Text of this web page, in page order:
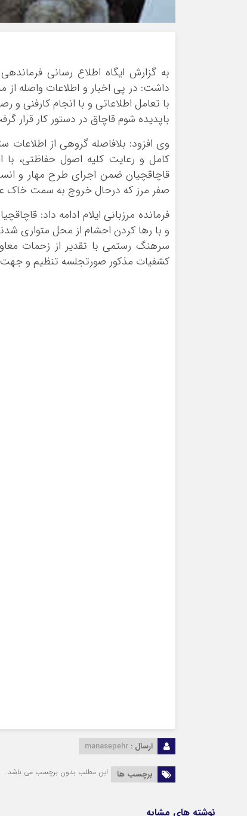
به گزارش ایگاه اطلاع رسانی
داشت: در پی اخبار و اطلاعات واصله از
با تعامل اطلاعاتی و با انجام کارفنی و
باپدیده شوم قاچاق در دستور کار قرار
وی افزود: بلافاصله گروهی از
کامل و رعایت کلیه اصول حفاظتی،
صفر مرز که درحال خروج به سمت
فرمانده مرزبانی ایلام ادامه داد:
و با رها کردن احشام از محل متواری
سرهنگ‌ رستمی با تقدیر از زحمات
کشفیات مذکور صورتجلسه تنظیم و جهت
ارسال : manasepehr
برچسب ها این مطلب بدون برچسب می باشد.
نوشته های مشابه